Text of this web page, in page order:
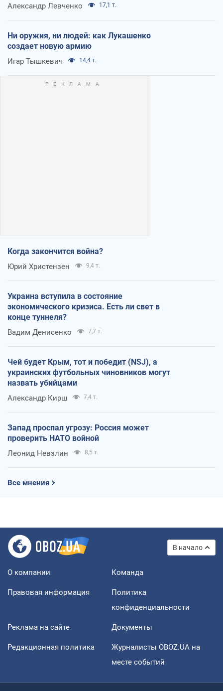
Александр Левченко 17,1 т.
Ни оружия, ни людей: как Лукашенко
создает новую армию
Игар Тышкевич 14,4 т.
Когда закончится война?
Юрий Христензен 9,4 т.
Украина вступила в состояние
экономического кризиса. Есть ли свет в
конце туннеля?
Вадим Денисенко 7,7 т.
Чей будет Крым, тот и победит (NSJ), а
украинских футбольных чиновников могут
назвать убийцами
Александр Кирш 7,4 т.
Запад проспал угрозу: Россия может
проверить НАТО войной
Леонид Невзлин 8,5 т.
Все мнения
В начало
О компании Команда
Правовая информация
Политика
конфиденциальности
Реклама на сайте Документы
Редакционная политика
Журналисты OBOZ.UA на
месте событий